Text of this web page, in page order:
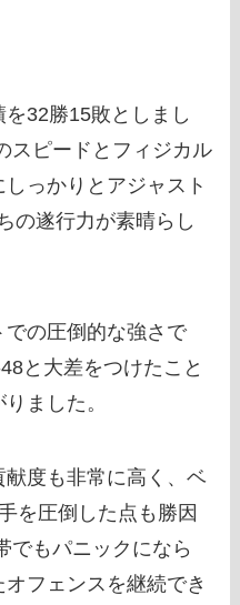
32勝15敗としまし
スピードとフィジカル
っかりとアジャスト
の遂行力が素晴らし
の圧倒的な強さで
と大差をつけたこと
ました。
度も非常に高く、ベ
を圧倒した点も勝因
でもパニックになら
フェンスを継続でき